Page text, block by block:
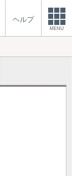
ヘルプ
MENU